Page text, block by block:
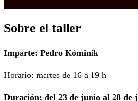
Sobre el taller
Imparte: Pedro Kóminik
Horario: martes de 16 a 19 h
Duración: del 23 de junio al 28 de